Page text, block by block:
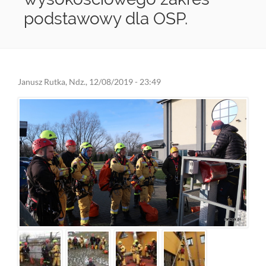
podstawowy dla OSP.
Janusz Rutka, Ndz., 12/08/2019 - 23:49